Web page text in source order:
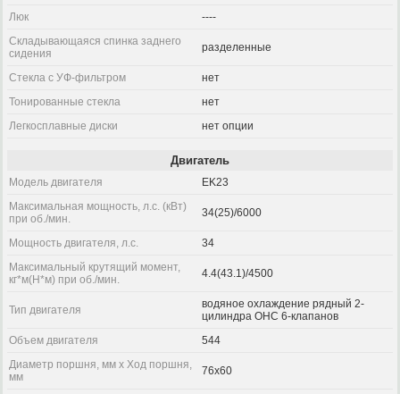
Люк
----
Складывающаяся спинка заднего
сидения
разделенные
Стекла с УФ-фильтром
нет
Тонированные стекла
нет
Легкосплавные диски
нет опции
Двигатель
Модель двигателя
EK23
Максимальная мощность, л.с. (кВт)
при об./мин.
34(25)/6000
Мощность двигателя, л.с.
34
Максимальный крутящий момент,
кг*м(Н*м) при об./мин.
4.4(43.1)/4500
Тип двигателя
водяное охлаждение рядный 2-
цилиндра OHC 6-клапанов
Объем двигателя
544
Диаметр поршня, мм x Ход поршня,
мм
76x60